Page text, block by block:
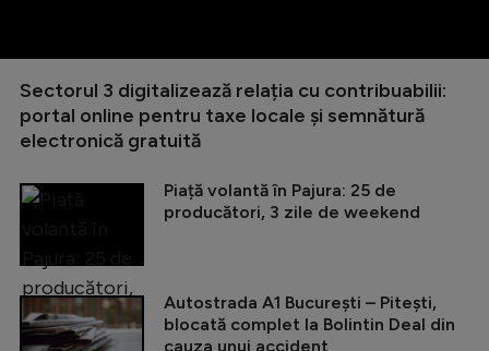
Sectorul 3 digitalizează relația cu contribuabilii:
portal online pentru taxe locale și semnătură
electronică gratuită
Piață volantă în Pajura: 25 de
producători, 3 zile de weekend
Autostrada A1 București – Pitești,
blocată complet la Bolintin Deal din
cauza unui accident